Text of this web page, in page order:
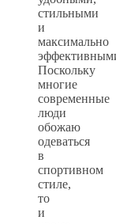
стильными
и
максимально
Поскольку
многие
современные
люди
обожаю
одеваться
в
спортивном
стиле,
то
и